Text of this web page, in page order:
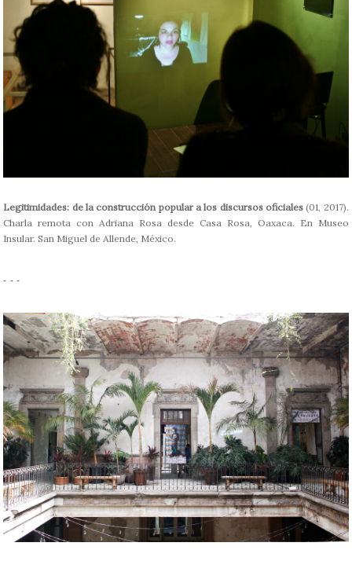
Legitimidades: de la construcción popular a los discursos oficiales(01, 2017).
Charla remota con Adriana Rosa desde Casa Rosa, Oaxaca. En Museo
Insular. San Miguel de Allende, México.
- - -